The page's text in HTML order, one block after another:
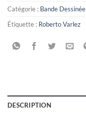
Catégorie : Bande Dessinée
Étiquette : Roberto Varlez
DESCRIPTION